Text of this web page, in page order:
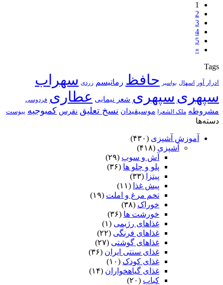
1
2
3
4
5
»
Tags
ادرار آور اسهال بواسیر حافظ رماتیسم زردی سهراب
سپهری سپهری شعر نیمایی عطاری فردوسی
مشروطه ملک الشعرا موسیقیدان نسخ تعلیق نقرس کمبوجیه یبوست
دسته‌ها
آموزش آشپزی (۴۳۰)
آشپزی (۴۱۸)
آش و سوپ (۲۹)
پلو و چلو ها (۳۶)
پیتزا
(۳۳)
پیش غذا (۱۱)
تخم مرغ و املت (۱۹)
خوراک (۳۸)
خورشت ها (۳۶)
غذاهای رژیمی (۱)
غذاهای فرنگی (۲۲)
غذاهای گوشتی (۲۷)
غذای سنتی ایران (۳۶)
غذای کودک (۱۰)
غذای گیاهخواران (۱۴)
کباب (۲۰)